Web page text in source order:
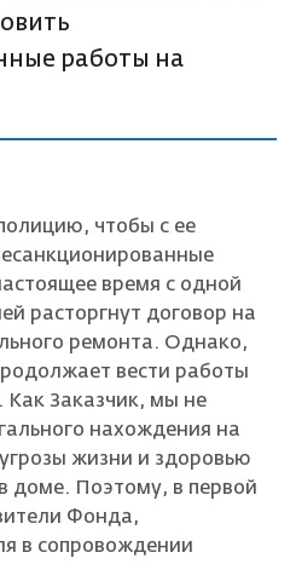
работы на
чтобы с ее
время с одной
расторгнут договор на
ремонта. Однако,
вести работы
Заказчик, мы не
нахождения на
жизни и здоровью
Поэтому, в первой
Фонда,
в сопровождении